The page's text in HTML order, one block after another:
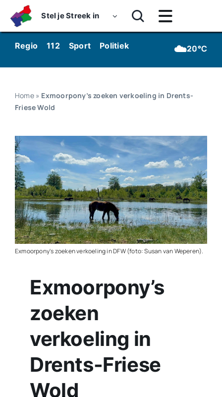
content
Stel je Streek in
Toggle
Navigatie
Home
Nieuws
Luister
Kijk
Over ons
Werken bij Streekomroep ‘De Werven’
Contact
Regio 112 Sport Politiek Kunst & Cultuur
☁️20°C
Home» Exmoorpony’s zoeken verkoeling in Drents-
Friese Wold
Exmoorpony's zoeken verkoeling in DFW (foto: Susan van Weperen).
Exmoorpony’s
zoeken
verkoeling in
Drents-Friese
Wold